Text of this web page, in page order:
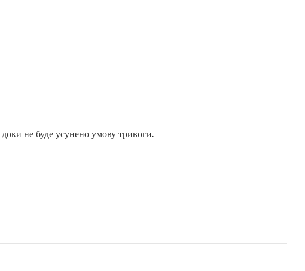
не буде усунено умову тривоги.